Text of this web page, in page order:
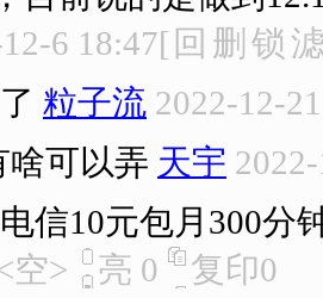
6 18:47[ 回 删 锁
粒子流 2022-12-
啥可以弄 天宇
信10元包月300分
空> 亮 0 复印0